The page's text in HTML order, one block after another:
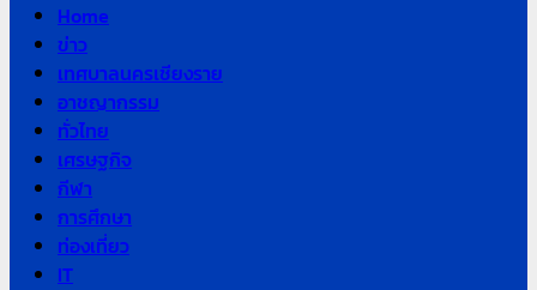
Home
ข่าว
เทศบาลนครเชียงราย
อาชญากรรม
ทั่วไทย
เศรษฐกิจ
กีฬา
การศึกษา
ท่องเที่ยว
IT